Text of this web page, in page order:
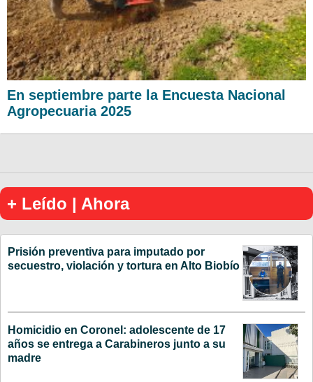
En septiembre parte la Encuesta Nacional
Agropecuaria 2025
+ Leído | Ahora
Prisión preventiva para imputado por
secuestro, violación y tortura en Alto Biobío
Homicidio en Coronel: adolescente de 17
años se entrega a Carabineros junto a su
madre